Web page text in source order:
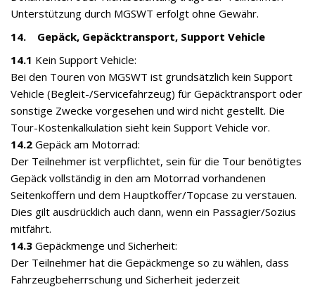
Unterstützung durch MGSWT erfolgt ohne Gewähr.
14. Gepäck, Gepäcktransport, Support Vehicle
14.1 Kein Support Vehicle:
Bei den Touren von MGSWT ist grundsätzlich kein Support
Vehicle (Begleit-/Servicefahrzeug) für Gepäcktransport oder
sonstige Zwecke vorgesehen und wird nicht gestellt. Die
Tour-Kostenkalkulation sieht kein Support Vehicle vor.
14.2 Gepäck am Motorrad:
Der Teilnehmer ist verpflichtet, sein für die Tour benötigtes
Gepäck vollständig in den am Motorrad vorhandenen
Seitenkoffern und dem Hauptkoffer/Topcase zu verstauen.
Dies gilt ausdrücklich auch dann, wenn ein Passagier/Sozius
mitfährt.
14.3 Gepäckmenge und Sicherheit:
Der Teilnehmer hat die Gepäckmenge so zu wählen, dass
Fahrzeugbeherrschung und Sicherheit jederzeit